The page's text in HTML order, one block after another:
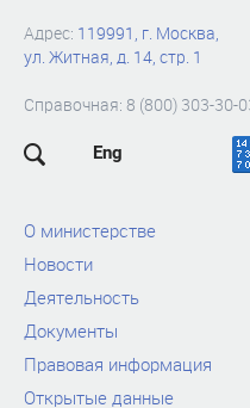
Адрес: 119991, г. Москва,
ул. Житная, д. 14, стр. 1
Справочная: 8 (800) 303-30-
Eng
О министерстве
Новости
Деятельность
Документы
Правовая информация
Открытые данные